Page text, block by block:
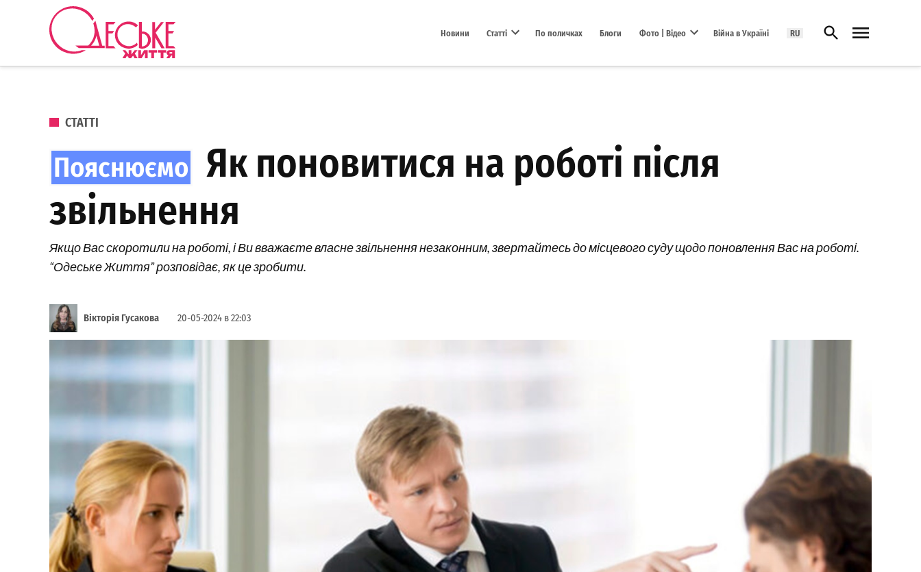
Перейти до вмісту
Новини Статті По поличках Блоги Фото | Відео Війна в Україні RU Відкрити пошук
ОПУБЛІКОВАНО В
СТАТТІ
Як поновитися на роботі після
звільнення
Якщо Вас скоротили на роботі, і Ви вважаєте власне звільнення незаконним, звертайтесь до місцевого суду щодо поновлення Вас на роботі.
“Одеське Життя” розповідає, як це зробити.
Вікторія Гусакова 20-05-2024 в 22:03